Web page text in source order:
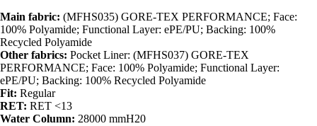
Main fabric: (MFHS035) GORE-TEX PERFORMANCE; Face:
100% Polyamide; Functional Layer: ePE/PU; Backing: 100%
Recycled Polyamide
Other fabrics: Pocket Liner: (MFHS037) GORE-TEX
PERFORMANCE; Face: 100% Polyamide; Functional Layer:
ePE/PU; Backing: 100% Recycled Polyamide
Fit: Regular
RET: RET <13
Water Column: 28000 mmH20